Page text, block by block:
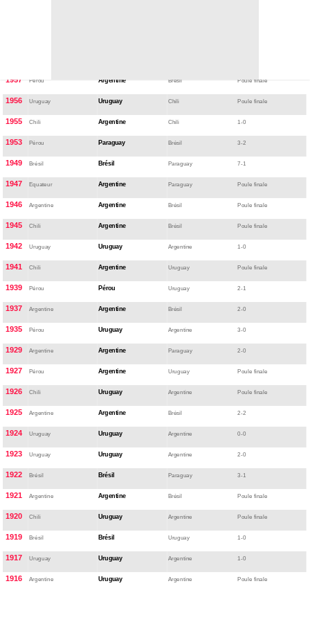
1957 Pérou Argentine Brésil Poule finale
1956 Uruguay Uruguay Chili Poule finale
1955 Chili Argentine Chili 1-0
1953 Pérou Paraguay Brésil 3-2
1949 Brésil Brésil Paraguay 7-1
1947 Equateur Argentine Paraguay Poule finale
1946 Argentine Argentine Brésil Poule finale
1945 Chili Argentine Brésil Poule finale
1942 Uruguay Uruguay Argentine 1-0
1941 Chili Argentine Uruguay Poule finale
1939 Pérou Pérou Uruguay 2-1
1937 Argentine Argentine Brésil 2-0
1935 Pérou Uruguay Argentine 3-0
1929 Argentine Argentine Paraguay 2-0
1927 Pérou Argentine Uruguay Poule finale
1926 Chili Uruguay Argentine Poule finale
1925 Argentine Argentine Brésil 2-2
1924 Uruguay Uruguay Argentine 0-0
1923 Uruguay Uruguay Argentine 2-0
1922 Brésil Brésil Paraguay 3-1
1921 Argentine Argentine Brésil Poule finale
1920 Chili Uruguay Argentine Poule finale
1919 Brésil Brésil Uruguay 1-0
1917 Uruguay Uruguay Argentine 1-0
1916 Argentine Uruguay Argentine Poule finale